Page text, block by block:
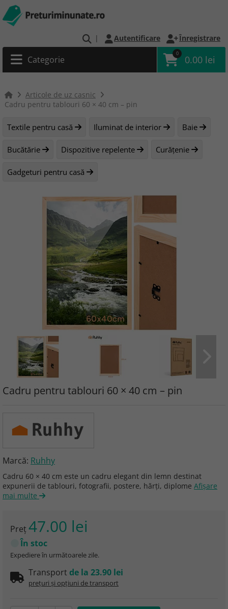
| Autentificare Înregistrare
Categorie
0
0.00 lei
Articole de uz casnic
Cadru pentru tablouri 60 × 40 cm – pin
Textile pentru casă Iluminat de interior Baie
Bucătărie Dispozitive repelente Curățenie
Gadgeturi pentru casă
Cadru pentru tablouri 60 × 40 cm – pin
Marcă: Ruhhy
Cadru 60 × 40 cm este un cadru elegant din lemn destinat
expunerii de tablouri, fotografii, postere, hărți, diplome Afişare
mai multe
Preţ 47.00 lei
În stoc
Expediere în următoarele zile.
Transport de la 23.90 lei
prețuri și opțiuni de transport